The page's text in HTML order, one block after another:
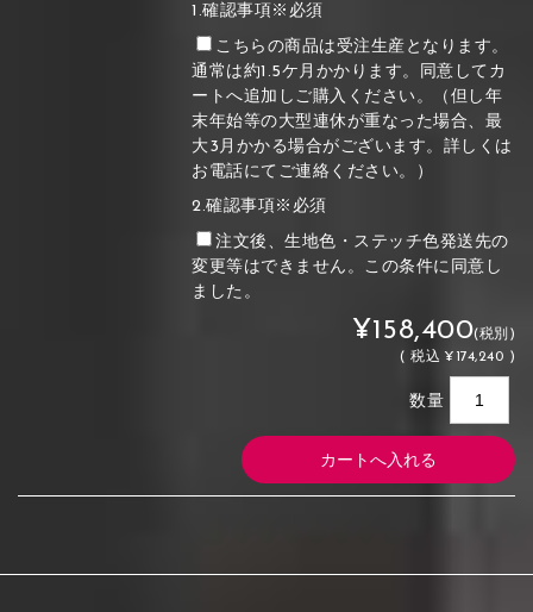
1.確認事項※必須
こちらの商品は受注生産となります。
通常は約1.5ケ月かかります。同意してカ
ートへ追加しご購入ください。（但し年
末年始等の大型連休が重なった場合、最
大3月かかる場合がございます。詳しくは
お電話にてご連絡ください。）
2.確認事項※必須
注文後、生地色・ステッチ色発送先の
変更等はできません。この条件に同意し
ました。
¥158,400(税別)
(税込 ¥174,240 )
数量